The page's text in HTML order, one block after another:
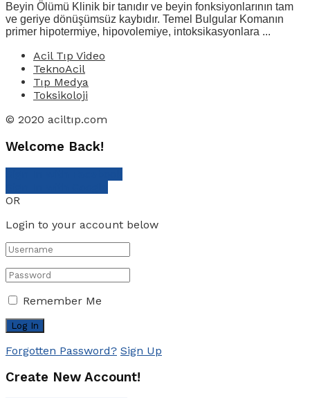
Beyin Ölümü Klinik bir tanıdır ve beyin fonksiyonlarının tam
ve geriye dönüşümsüz kaybıdır. Temel Bulgular Komanın
primer hipotermiye, hipovolemiye, intoksikasyonlara ...
Acil Tıp Video
TeknoAcil
Tıp Medya
Toksikoloji
© 2020 aciltıp.com
Welcome Back!
OR
Login to your account below
Remember Me
Forgotten Password? Sign Up
Create New Account!